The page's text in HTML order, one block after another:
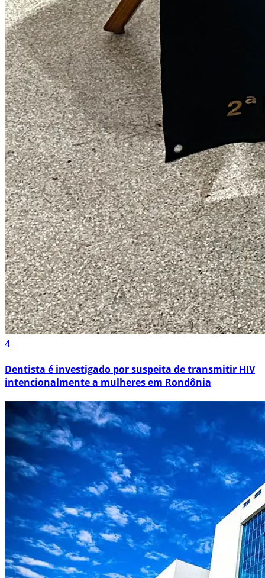
4
Dentista é investigado por suspeita de transmitir HIV
intencionalmente a mulheres em Rondônia